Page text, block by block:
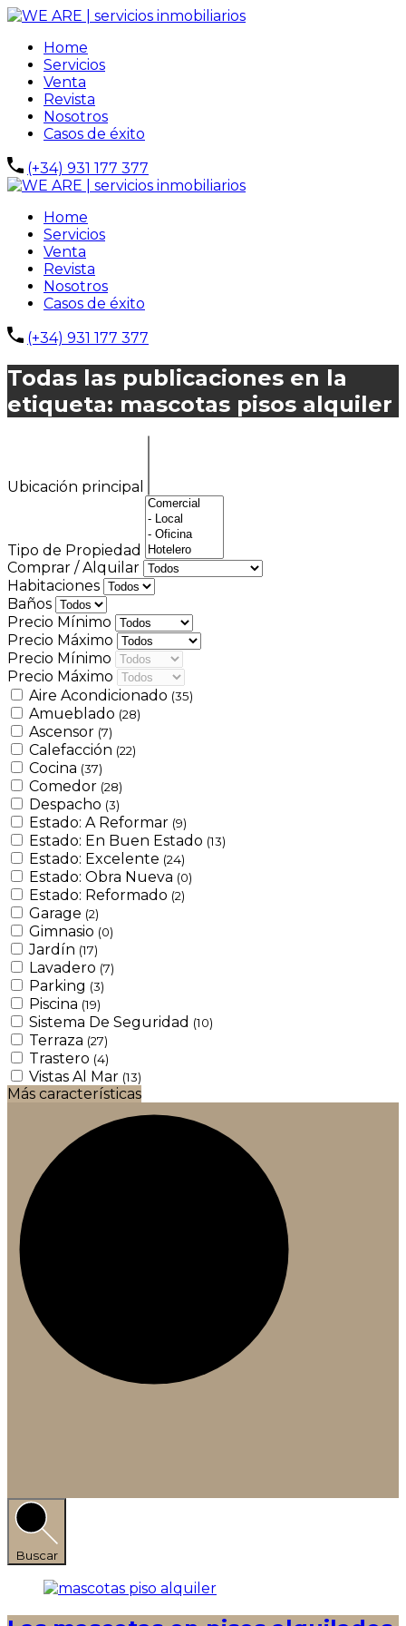
Home
Servicios
Venta
Revista
Nosotros
Casos de éxito
(+34) 931 177 377
Home
Servicios
Venta
Revista
Nosotros
Casos de éxito
(+34) 931 177 377
Todas las publicaciones en la
etiqueta: mascotas pisos alquiler
Ubicación principal
Tipo de Propiedad
Comprar / Alquilar
Habitaciones
Baños
Precio Mínimo
Precio Máximo
Precio Mínimo
Precio Máximo
Aire Acondicionado (35)
Amueblado (28)
Ascensor (7)
Calefacción (22)
Cocina (37)
Comedor (28)
Despacho (3)
Estado: A Reformar (9)
Estado: En Buen Estado (13)
Estado: Excelente (24)
Estado: Obra Nueva (0)
Estado: Reformado (2)
Garage (2)
Gimnasio (0)
Jardín (17)
Lavadero (7)
Parking (3)
Piscina (19)
Sistema De Seguridad (10)
Terraza (27)
Trastero (4)
Vistas Al Mar (13)
Más características
Buscar